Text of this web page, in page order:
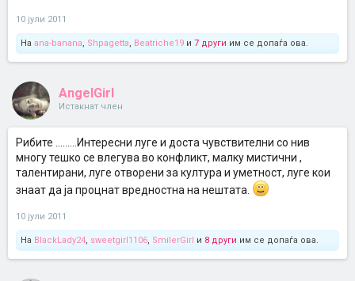
10 јули 2011
На ana-banana, Shpagetta, Beatriche19 и 7 други им се допаѓа ова.
AngelGirl
Истакнат член
Рибите .........Интересни луге и доста чувствителни со нив
многу тешко се влегува во конфликт, малку мистични ,
талентирани, луге отворени за култура и уметност, луге кои
знаат да ја процнат вредностна на нештата.
10 јули 2011
На BlackLady24, sweetgirl1106, SmilerGirl и 8 други им се допаѓа ова.